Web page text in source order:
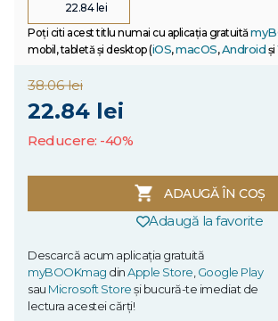
22.84 lei
Poți citi acest titlu numai cu aplicația gratuită
mobil, tabletă și desktop (iOS,macOS,Android și
38.06 lei
22.84 lei
Reducere: -40%
ADAUGĂ ÎN COȘ
Adaugă la favorite
Descarcă acum aplicația gratuită
myBOOKmag dinApple Store,Google Play
sau Microsoft Storeși bucură-te imediat de
lectura acestei cărți!